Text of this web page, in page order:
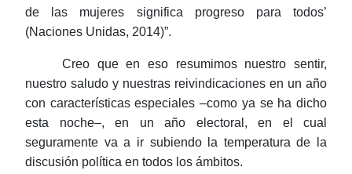
de las mujeres significa progreso para todos’
(Naciones Unidas, 2014)”.
Creo que en eso resumimos nuestro sentir,
nuestro saludo y nuestras reivindicaciones en un año
con características especiales –como ya se ha dicho
esta noche–, en un año electoral, en el cual
seguramente va a ir subiendo la temperatura de la
discusión política en todos los ámbitos.